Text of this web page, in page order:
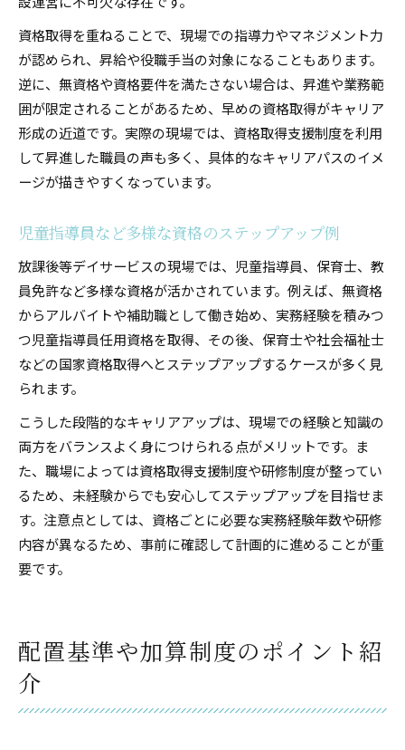
資格取得を重ねることで、現場での指導力やマネジメント力
が認められ、昇給や役職手当の対象になることもあります。
逆に、無資格や資格要件を満たさない場合は、昇進や業務範
囲が限定されることがあるため、早めの資格取得がキャリア
形成の近道です。実際の現場では、資格取得支援制度を利用
して昇進した職員の声も多く、具体的なキャリアパスのイメ
ージが描きやすくなっています。
児童指導員など多様な資格のステップアップ例
放課後等デイサービスの現場では、児童指導員、保育士、教
員免許など多様な資格が活かされています。例えば、無資格
からアルバイトや補助職として働き始め、実務経験を積みつ
つ児童指導員任用資格を取得、その後、保育士や社会福祉士
などの国家資格取得へとステップアップするケースが多く見
られます。
こうした段階的なキャリアアップは、現場での経験と知識の
両方をバランスよく身につけられる点がメリットです。ま
た、職場によっては資格取得支援制度や研修制度が整ってい
るため、未経験からでも安心してステップアップを目指せま
す。注意点としては、資格ごとに必要な実務経験年数や研修
内容が異なるため、事前に確認して計画的に進めることが重
要です。
配置基準や加算制度のポイント紹
介